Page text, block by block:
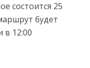
состоится 25
будет
в 12:00